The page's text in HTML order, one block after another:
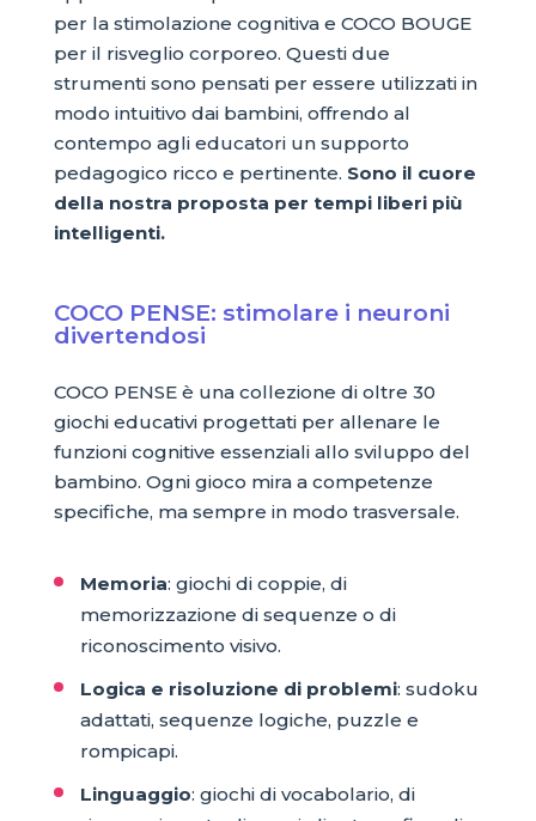
per la stimolazione cognitiva e COCO BOUGE
per il risveglio corporeo. Questi due
strumenti sono pensati per essere utilizzati in
modo intuitivo dai bambini, offrendo al
contempo agli educatori un supporto
pedagogico ricco e pertinente. Sono il cuore
della nostra proposta per tempi liberi più
intelligenti.
COCO PENSE: stimolare i neuroni
divertendosi
COCO PENSE è una collezione di oltre 30
giochi educativi progettati per allenare le
funzioni cognitive essenziali allo sviluppo del
bambino. Ogni gioco mira a competenze
specifiche, ma sempre in modo trasversale.
Memoria: giochi di coppie, di
memorizzazione di sequenze o di
riconoscimento visivo.
Logica e risoluzione di problemi: sudoku
adattati, sequenze logiche, puzzle e
rompicapi.
Linguaggio: giochi di vocabolario, di